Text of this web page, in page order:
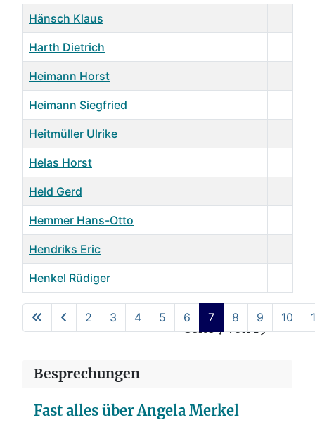
Kontakte,
Name Details
Hänsch Klaus
Harth Dietrich
Heimann Horst
Heimann Siegfried
Heitmüller Ulrike
Helas Horst
Held Gerd
Hemmer Hans-Otto
Hendriks Eric
Henkel Rüdiger
Seite 7 von 19
2 3 4 5 6 7 8 9 10
Besprechungen
Fast alles über Angela Merkel